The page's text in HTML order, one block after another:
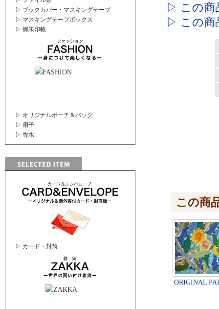
▷ ブックカバー・マスキングテープ
▷ マスキングテープボックス
▷ 御朱印帳
▷ オリジナルポーチ＆バッグ
▷ 扇子
▷ 香水
▷ カード・封筒
▷ この商
▷ この商
この商
ORIGINAL